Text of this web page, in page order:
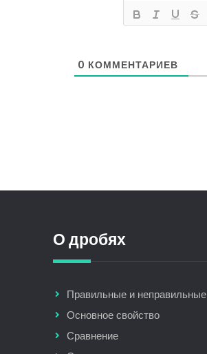
0 КОММЕНТАРИЕВ
О дробях
Правильные и неправильные
Основное свойство
Сравнение